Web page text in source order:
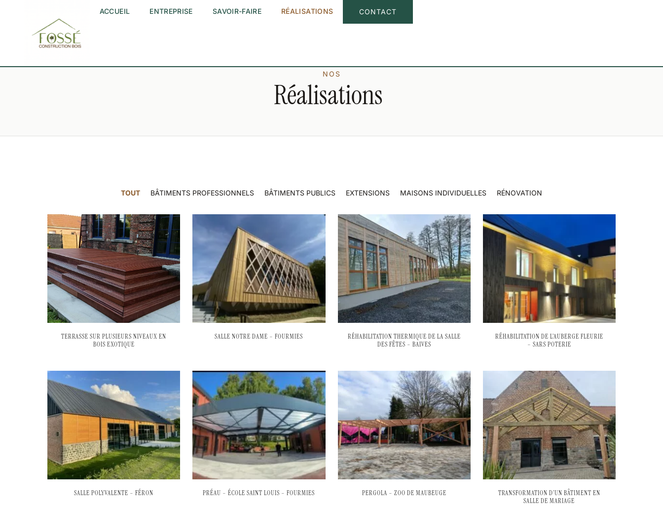
ACCUEIL ENTREPRISE SAVOIR-FAIRE RÉALISATIONS CONTACT
NOS
Réalisations
TOUT BÂTIMENTS PROFESSIONNELS BÂTIMENTS PUBLICS EXTENSIONS MAISONS INDIVIDUELLES RÉNOVATION
TERRASSE SUR PLUSIEURS NIVEAUX EN
BOIS EXOTIQUE
SALLE NOTRE DAME – FOURMIES
RÉHABILITATION THERMIQUE DE LA SALLE
DES FÊTES – BAIVES
RÉHABILITATION DE L’AUBERGE FLEURIE
– SARS POTERIE
SALLE POLYVALENTE – FÉRON PRÉAU – ÉCOLE SAINT LOUIS – FOURMIES PERGOLA – ZOO DE MAUBEUGE
TRANSFORMATION D’UN BÂTIMENT EN
SALLE DE MARIAGE